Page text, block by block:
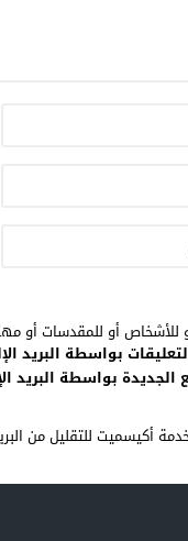
للأشخاص أو للمقدسات أو
بواسطة البريد
الجديدة بواسطة البريد
أكيسميت للتقليل من